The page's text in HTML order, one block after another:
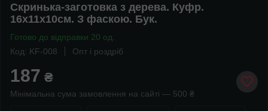
Скринька-заготовка з дерева. Куфр.
16х11х10см. З фаскою. Бук.
Готово до відправки 20 од.
Код: KF-008
Опт і роздріб
187 ₴
Мінімальна сума замовлення на сайті — 500 ₴